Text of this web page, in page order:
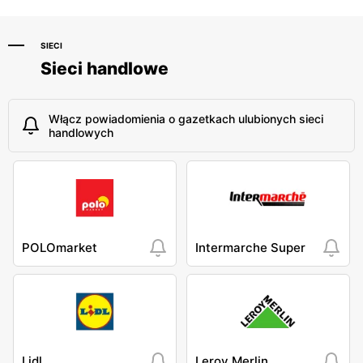
SIECI
Sieci handlowe
Włącz powiadomienia o gazetkach ulubionych sieci
handlowych
POLOmarket Intermarche Super